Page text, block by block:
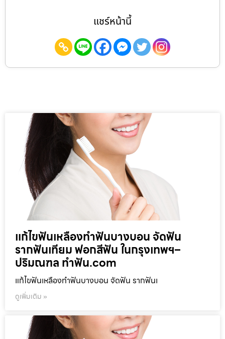
แชร์หน้านี้
แก้ไขฟันเหลืองทำฟันบางบอน จัดฟัน
รากฟันเทียม ฟอกสีฟัน ในกรุงเทพฯ–
ปริมณฑล ทำฟัน.com
แก้ไขฟันเหลืองทำฟันบางบอน จัดฟัน รากฟันเ
ดูเพิ่มเติม »